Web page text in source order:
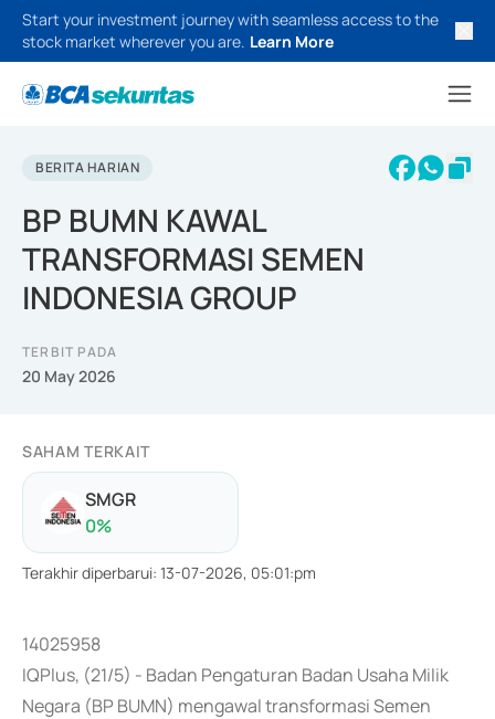
Start your investment journey with seamless access to the
stock market wherever you are. Learn More
BERITA HARIAN
BP BUMN KAWAL
TRANSFORMASI SEMEN
INDONESIA GROUP
TERBIT PADA
20 May 2026
SAHAM TERKAIT
SMGR
0%
Terakhir diperbarui: 13-07-2026, 05:01:pm
14025958
IQPlus, (21/5) - Badan Pengaturan Badan Usaha Milik
Negara (BP BUMN) mengawal transformasi Semen